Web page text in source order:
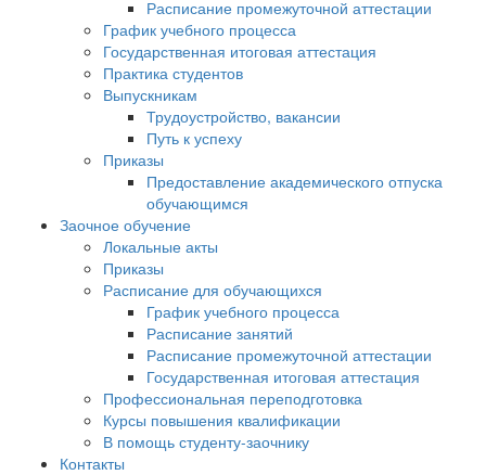
Расписание промежуточной аттестации
График учебного процесса
Государственная итоговая аттестация
Практика студентов
Выпускникам
Трудоустройство, вакансии
Путь к успеху
Приказы
Предоставление академического отпуска
обучающимся
Заочное обучение
Локальные акты
Приказы
Расписание для обучающихся
График учебного процесса
Расписание занятий
Расписание промежуточной аттестации
Государственная итоговая аттестация
Профессиональная переподготовка
Курсы повышения квалификации
В помощь студенту-заочнику
Контакты